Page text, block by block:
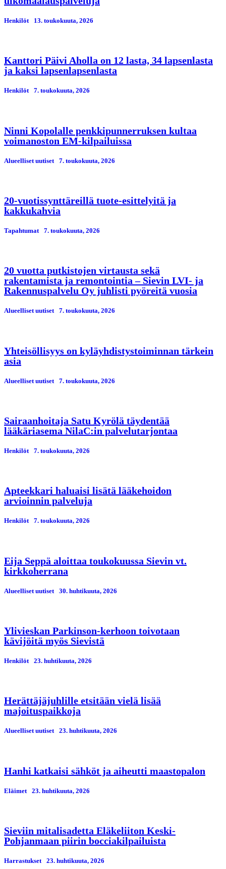
Henkilöt 13. toukokuuta, 2026
Kanttori Päivi Aholla on 12 lasta, 34 lapsenlasta
ja kaksi lapsenlapsenlasta
Henkilöt 7. toukokuuta, 2026
Ninni Kopolalle penkkipunnerruksen kultaa
voimanoston EM-kilpailuissa
Alueelliset uutiset 7. toukokuuta, 2026
20-vuotissynttäreillä tuote-esittelyitä ja
kakkukahvia
Tapahtumat 7. toukokuuta, 2026
20 vuotta putkistojen virtausta sekä
rakentamista ja remontointia – Sievin LVI- ja
Rakennuspalvelu Oy juhlisti pyöreitä vuosia
Alueelliset uutiset 7. toukokuuta, 2026
Yhteisöllisyys on kyläyhdistystoiminnan tärkein
asia
Alueelliset uutiset 7. toukokuuta, 2026
Sairaanhoitaja Satu Kyrölä täydentää
lääkäriasema NilaC:in palvelutarjontaa
Henkilöt 7. toukokuuta, 2026
Apteekkari haluaisi lisätä lääkehoidon
arvioinnin palveluja
Henkilöt 7. toukokuuta, 2026
Eija Seppä aloittaa toukokuussa Sievin vt.
kirkkoherrana
Alueelliset uutiset 30. huhtikuuta, 2026
Ylivieskan Parkinson-kerhoon toivotaan
kävijöitä myös Sievistä
Henkilöt 23. huhtikuuta, 2026
Herättäjäjuhlille etsitään vielä lisää
majoituspaikkoja
Alueelliset uutiset 23. huhtikuuta, 2026
Hanhi katkaisi sähköt ja aiheutti maastopalon
Eläimet 23. huhtikuuta, 2026
Sieviin mitalisadetta Eläkeliiton Keski-
Pohjanmaan piirin bocciakilpailuista
Harrastukset 23. huhtikuuta, 2026